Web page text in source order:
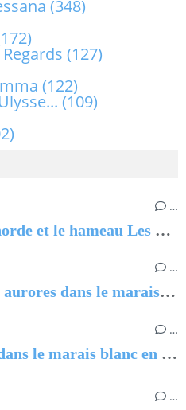
…
Gilles Perraudeau, La horde et le hameau Les violences au village
…
Promenade estivale aux aurores dans le marais de Saint-Urbain
…
Promenade d'automne dans le marais blanc en Vendée
…
(348)
(127)
(122)
(109)